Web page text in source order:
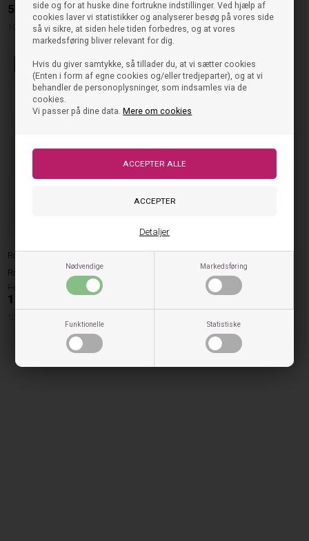
side og for at huske dine fortrukne indstillinger. Ved hjælp af
cookies laver vi statistikker og analyserer besøg på vores side
så vi sikre, at siden hele tiden forbedres, og at vores
markedsføring bliver relevant for dig.
Hvis du giver samtykke, så tillader du, at vi sætter cookies
(Enten i form af egne cookies og/eller tredjeparter), og at vi
behandler de personoplysninger, som indsamles via de
cookies.
Vi passer på dine data.Mere om cookies
Nødvendige Markedsføring
Funktionelle Statistiske
Detaljer
549,00DKK
10-12 år 12-14 år 14-16 år
107,95 DKK
128cm 140cm 152cm
40%
Rosemunde
Rosemunde Bikini Top - Black
119,95